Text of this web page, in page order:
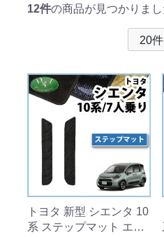
12件の商品が見つかりまし
トヨタ 新型 シエンタ 10
系 ステップマット エン